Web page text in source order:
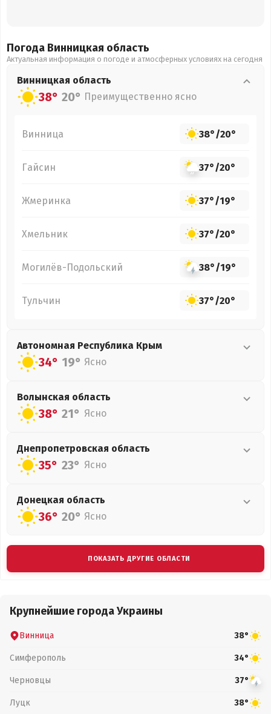
Погода Винницкая область
Актуальная информация о погоде и атмосферных условиях на сегодня
Винницкая область
38° 20° Преимущественно ясно
Винница 38°/20°
Гайсин 37°/20°
Жмеринка 37°/19°
Хмельник 37°/20°
Могилёв-Подольский 38°/19°
Тульчин 37°/20°
Автономная Республика Крым
34° 19° Ясно
Волынская область
38° 21° Ясно
Днепропетровская область
35° 23° Ясно
Донецкая область
36° 20° Ясно
ПОКАЗАТЬ ДРУГИЕ ОБЛАСТИ
Крупнейшие города Украины
Винница 38°
Симферополь 34°
Черновцы 37°
Луцк 38°